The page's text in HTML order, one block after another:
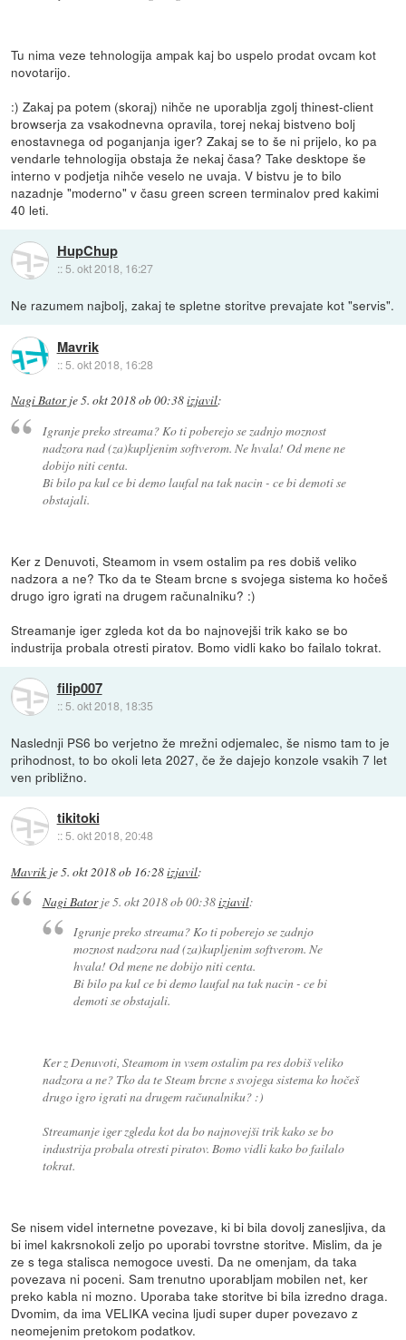
Tu nima veze tehnologija ampak kaj bo uspelo prodat ovcam kot
novotarijo.
:) Zakaj pa potem (skoraj) nihče ne uporablja zgolj thinest-client
browserja za vsakodnevna opravila, torej nekaj bistveno bolj
enostavnega od poganjanja iger? Zakaj se to še ni prijelo, ko pa
vendarle tehnologija obstaja že nekaj časa? Take desktope še
interno v podjetja nihče veselo ne uvaja. V bistvu je to bilo
nazadnje "moderno" v času green screen terminalov pred kakimi
40 leti.
HupChup
:: 5. okt 2018, 16:27
Ne razumem najbolj, zakaj te spletne storitve prevajate kot "servis".
Mavrik
::5. okt 2018, 16:28
Nagi Batorje5. okt 2018 ob 00:38izjavil:
Igranje preko streama? Ko ti poberejo se zadnjo moznost
nadzora nad (za)kupljenim softverom. Ne hvala! Od mene ne
dobijo niti centa.
Bi bilo pa kul ce bi demo laufal na tak nacin - ce bi demoti se
obstajali.
Ker z Denuvoti, Steamom in vsem ostalim pa res dobiš veliko
nadzora a ne? Tko da te Steam brcne s svojega sistema ko hočeš
drugo igro igrati na drugem računalniku? :)
Streamanje iger zgleda kot da bo najnovejši trik kako se bo
industrija probala otresti piratov. Bomo vidli kako bo failalo tokrat.
filip007
:: 5. okt 2018, 18:35
Naslednji PS6 bo verjetno že mrežni odjemalec, še nismo tam to je
prihodnost, to bo okoli leta 2027, če že dajejo konzole vsakih 7 let
ven približno.
tikitoki
::5. okt 2018, 20:48
Mavrik je5. okt 2018 ob 16:28izjavil:
Nagi Batorje5. okt 2018 ob 00:38izjavil:
Igranje preko streama? Ko ti poberejo se zadnjo
moznost nadzora nad (za)kupljenim softverom. Ne
hvala! Od mene ne dobijo niti centa.
Bi bilo pa kul ce bi demo laufal na tak nacin - ce bi
demoti se obstajali.
Ker z Denuvoti, Steamom in vsem ostalim pa res dobiš veliko
nadzora a ne? Tko da te Steam brcne s svojega sistema ko hočeš
drugo igro igrati na drugem računalniku? :)
Streamanje iger zgleda kot da bo najnovejši trik kako se bo
industrija probala otresti piratov. Bomo vidli kako bo failalo
tokrat.
Se nisem videl internetne povezave, ki bi bila dovolj zanesljiva, da
bi imel kakrsnokoli zeljo po uporabi tovrstne storitve. Mislim, da je
ze s tega stalisca nemogoce uvesti. Da ne omenjam, da taka
povezava ni poceni. Sam trenutno uporabljam mobilen net, ker
preko kabla ni mozno. Uporaba take storitve bi bila izredno draga.
Dvomim, da ima VELIKA vecina ljudi super duper povezavo z
neomejenim pretokom podatkov.